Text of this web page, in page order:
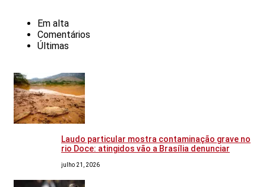
Em alta
Comentários
Últimas
Laudo particular mostra contaminação grave no
rio Doce: atingidos vão a Brasília denunciar
julho 21, 2026